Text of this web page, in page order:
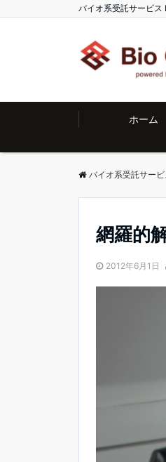
バイオ系受託サービス
ホーム
バイオ系受託サー
網羅的
2012年6月1日